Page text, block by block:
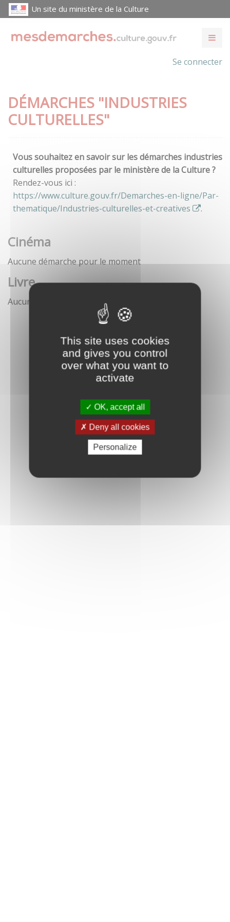
This site uses cookies
and gives you control
over what you want to
activate
OK, accept all
Deny all cookies
Personalize
Un site du ministère de la Culture
Se connecter
DÉMARCHES "INDUSTRIES
CULTURELLES"
Vous souhaitez en savoir sur les démarches industries
culturelles proposées par le ministère de la Culture ?
Rendez-vous ici :
https://www.culture.gouv.fr/Demarches-en-ligne/Par-
thematique/Industries-culturelles-et-creatives
.
Cinéma
Aucune démarche pour le moment
Livre
Aucune démarche pour le moment